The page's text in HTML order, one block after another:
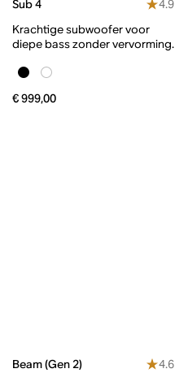
Sub 4
4.9
Krachtige subwoofer voor
diepe bass zonder vervorming.
€ 999,00
Beam (Gen 2)
4.6